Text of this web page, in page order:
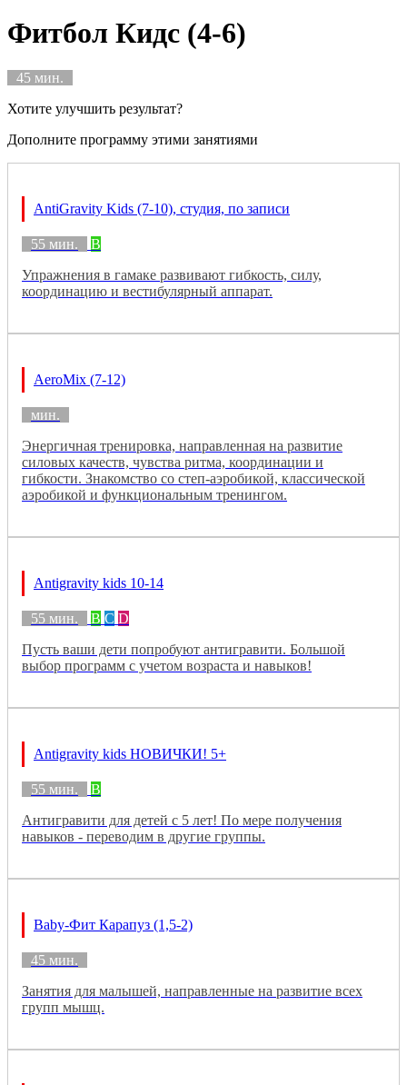
Фитбол Кидс (4-6)
45 мин.
Хотите улучшить результат?
Дополните программу этими занятиями
AntiGravity Kids (7-10), студия, по записи
55 мин.
B
Упражнения в гамаке развивают гибкость, силу,
координацию и вестибулярный аппарат.
AeroMix (7-12)
мин.
Энергичная тренировка, направленная на развитие
силовых качеств, чувства ритма, координации и
гибкости. Знакомство со степ-аэробикой, классической
аэробикой и функциональным тренингом.
Antigravity kids 10-14
55 мин. B C D
Пусть ваши дети попробуют антигравити. Большой
выбор программ с учетом возраста и навыков!
Antigravity kids НОВИЧКИ! 5+
55 мин.
B
Антигравити для детей с 5 лет! По мере получения
навыков - переводим в другие группы.
Baby-Фит Карапуз (1,5-2)
45 мин.
Занятия для малышей, направленные на развитие всех
групп мышц.